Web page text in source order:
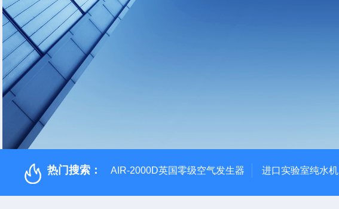
热门搜索： AIR-2000D英国零级空气发生器 进口实验室纯水机